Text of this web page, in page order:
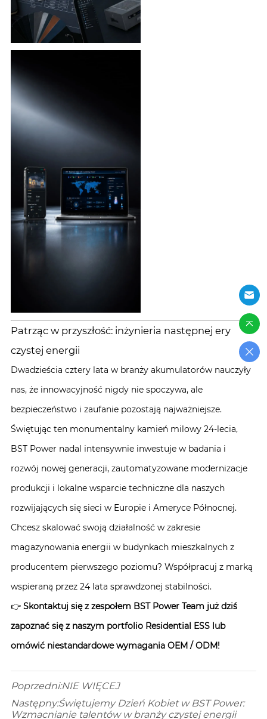
Patrząc w przyszłość: inżynieria następnej ery
czystej energii
Dwadzieścia cztery lata w branży akumulatorów nauczyły
nas, że innowacyjność nigdy nie spoczywa, ale
bezpieczeństwo i zaufanie pozostają najważniejsze.
Świętując ten monumentalny kamień milowy 24-lecia,
BST Power nadal intensywnie inwestuje w badania i
rozwój nowej generacji, zautomatyzowane modernizacje
produkcji i lokalne wsparcie techniczne dla naszych
rozwijających się sieci w Europie i Ameryce Północnej.
Chcesz skalować swoją działalność w zakresie
magazynowania energii w budynkach mieszkalnych z
producentem pierwszego poziomu? Współpracuj z marką
wspieraną przez 24 lata sprawdzonej stabilności.
👉Skontaktuj się z zespołem BST Power Team już dziś
zapoznać się z naszym portfolio Residential ESS lub
omówić niestandardowe wymagania OEM / ODM!
Poprzedni:NIE WIĘCEJ
Następny:Świętujemy Dzień Kobiet w BST Power:
Wzmacnianie talentów w branży czystej energii